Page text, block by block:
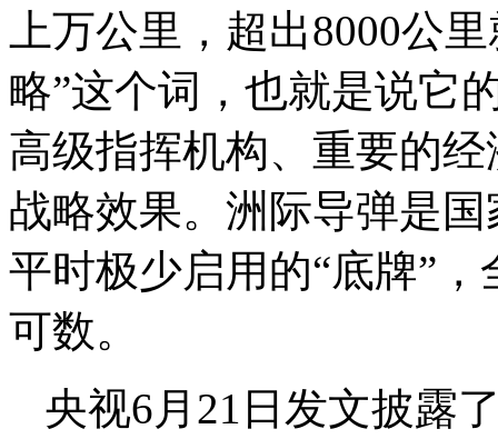
上万公里，超出8000公
略”这个词，也就是说它
高级指挥机构、重要的
战略效果。洲际导弹是
平时极少启用的“底牌”
可数。
央视6月21日发文披露